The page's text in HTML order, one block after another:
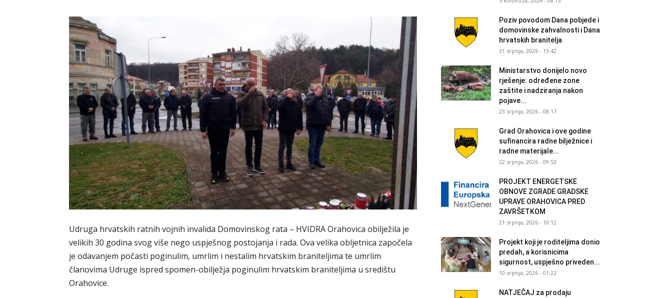
Udruga hrvatskih ratnih vojnih invalida Domovinskog rata – HVIDRA Orahovica obilježila je
velikih 30 godina svog više nego uspješnog postojanja i rada. Ova velika obljetnica započela
je odavanjem počasti poginulim, umrlim i nestalim hrvatskim braniteljima te umrlim
članovima Udruge ispred spomen-obilježja poginulim hrvatskim braniteljima u središtu
Orahovice.
Poziv povodom Dana pobjede i
domovinske zahvalnosti i Dana
hrvatskih branitelja
31 srpnja, 2026 - 13:42
Ministarstvo donijelo novo
rješenje: određene zone
zaštite i nadziranja nakon
pojave...
23 srpnja, 2026 - 08:17
Grad Orahovica i ove godine
sufinancira radne bilježnice i
radne materijale...
22 srpnja, 2026 - 09:53
PROJEKT ENERGETSKE
OBNOVE ZGRADE GRADSKE
UPRAVE ORAHOVICA PRED
ZAVRŠETKOM
21 srpnja, 2026 - 10:12
Projekt koji je roditeljima donio
predah, a korisnicima
sigurnost, uspješno priveden...
10 srpnja, 2026 - 01:22
NATJEČAJ za prodaju